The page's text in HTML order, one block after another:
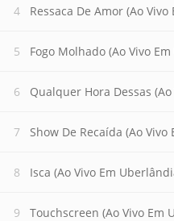
Ressaca De Amor (Ao
Fogo Molhado (Ao Vivo
Qualquer Hora Dessas
Show De Recaída (Ao
Isca (Ao Vivo Em
Touchscreen (Ao Vivo Em